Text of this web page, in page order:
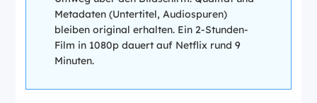
Metadaten (Untertitel, Audiospuren)
bleiben original erhalten. Ein 2-Stunden-
Film in 1080p dauert auf Netflix rund 9
Minuten.